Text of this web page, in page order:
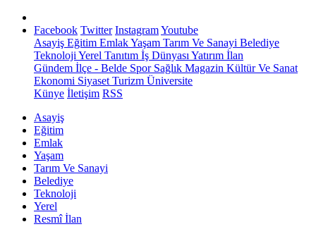
Facebook Twitter InstagramYoutube
Asayiş Eğitim EmlakYaşam Tarım Ve Sanayi Belediye
Teknoloji Yerel Tanıtım İş Dünyası Yatırım İlan
Gündem İlçe - Belde SporSağlık Magazin Kültür Ve Sanat
Ekonomi Siyaset Turizm Üniversite
Künye İletişim RSS
Asayiş
Eğitim
Emlak
Yaşam
Tarım Ve Sanayi
Belediye
Teknoloji
Yerel
Resmî İlan